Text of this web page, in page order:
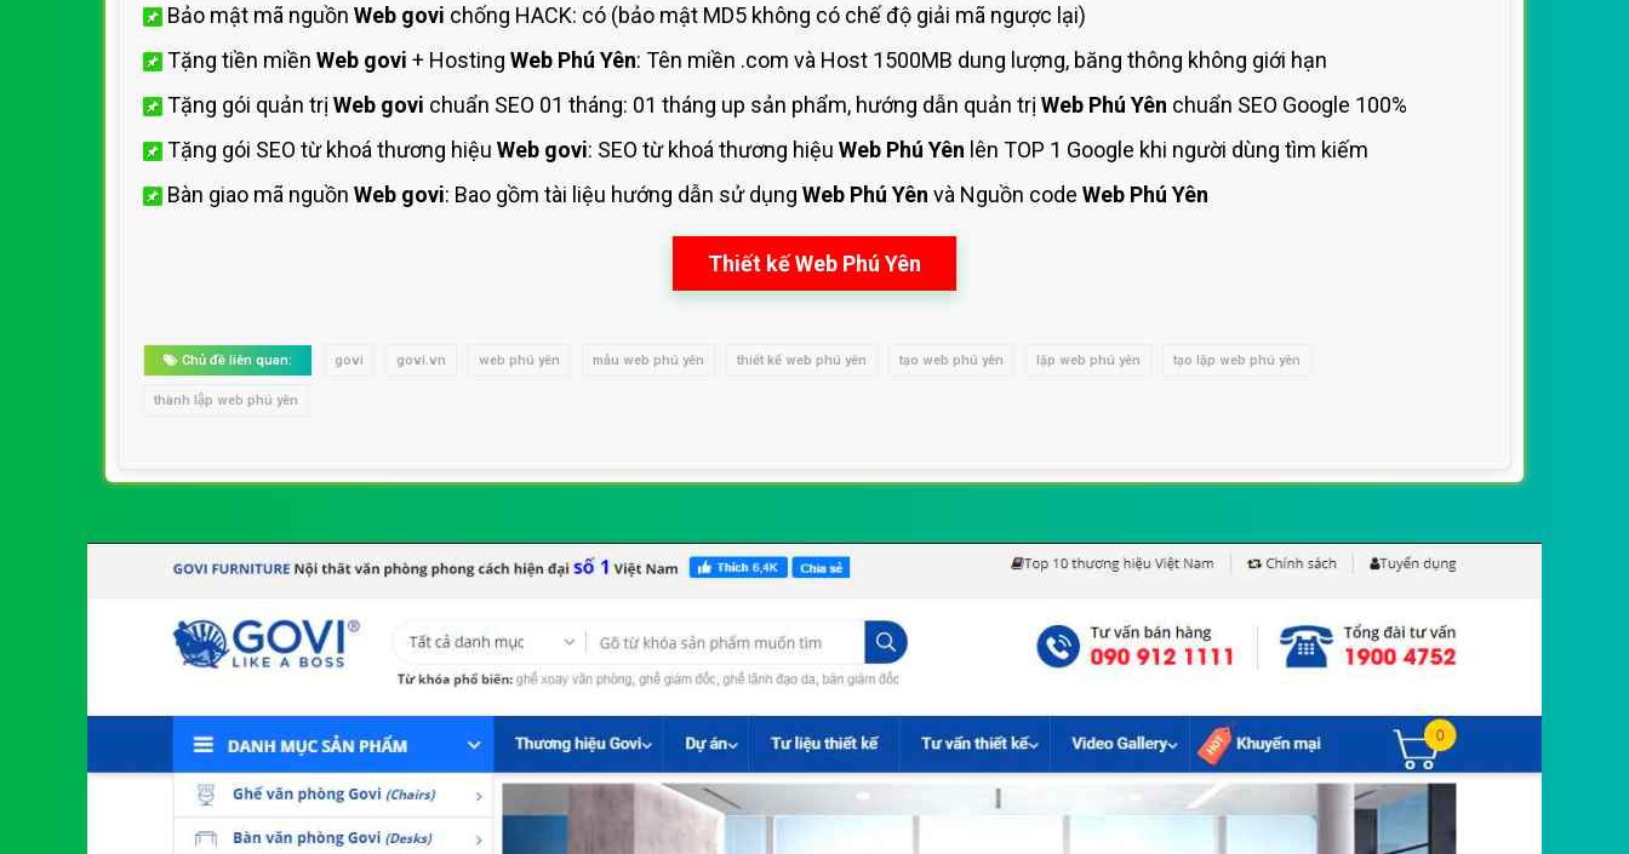
Bảo mật mã nguồn Web govi chống HACK: có (bảo mật MD5 không có chế độ giải mã ngược lại)
Tặng tiền miền Web govi + Hosting Web Phú Yên: Tên miền .com và Host 1500MB dung lượng, băng thông không giới hạn
Tặng gói quản trị Web govi chuẩn SEO 01 tháng: 01 tháng up sản phẩm, hướng dẫn quản trị Web Phú Yên chuẩn SEO Google 100%
Tặng gói SEO từ khoá thương hiệu Web govi: SEO từ khoá thương hiệu Web Phú Yên lên TOP 1 Google khi người dùng tìm kiếm
Bàn giao mã nguồn Web govi: Bao gồm tài liệu hướng dẫn sử dụng Web Phú Yên và Nguồn code Web Phú Yên
Thiết kế Web Phú Yên
Chủ đề liên quan: govi govi.vn web phú yên mẫu web phú yên thiết kế web phú yên tạo web phú yên lập web phú yên tạo lập web phú yên
thành lập web phú yên